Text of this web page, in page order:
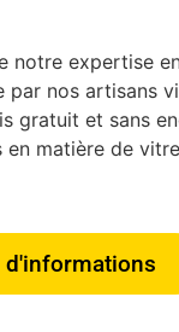
notre expertise
par nos artisans
gratuit et sans
matière de
d'informations